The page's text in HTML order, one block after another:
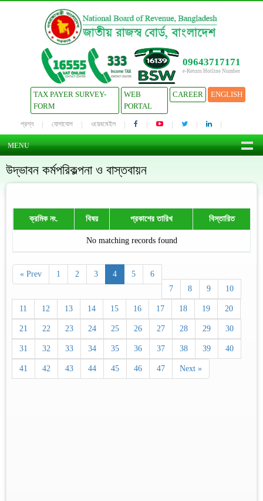
09643717171
e-Return Hotline Number
TAX PAYER SURVEY-
FORM
WEB
PORTAL
CAREER ENGLISH
প্রশ্ন যোগাযোগ ওয়েবমেইল
MENU
উদ্ভাবন কর্মপরিকল্পনা ও বাস্তবায়ন
ক্রমিক নং. বিষয় প্রকাশের তারিখ বিস্তারিত
No matching records found
« Prev 1 2 3 4 5
6
7
8 9 10
11 12 13 14 15 16 17 18 19 20
21 22 23 24 25 26 27 28 29 30
31 32 33 34 35 36 37 38 39 40
41 42 43 44 45 46 47 Next »